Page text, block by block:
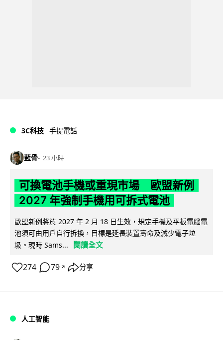
3C科技 手提電話
藍骨 23 小時
可換電池手機或重現市場 歐盟新例
2027 年強制手機用可拆式電池
歐盟新例將於 2027 年 2 月 18 日生效，規定手機及平板電腦電
池須可由用戶自行拆換，目標是延長裝置壽命及減少電子垃
圾。現時 Sams...
閱讀全文
274 79 ↗ 分享
人工智能